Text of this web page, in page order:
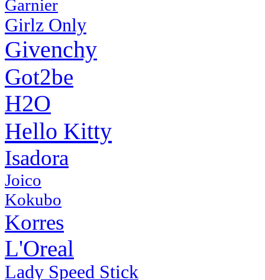
Garnier
Girlz Only
Givenchy
Got2be
H2O
Hello Kitty
Isadora
Joico
Kokubo
Korres
L'Oreal
Lady Speed Stick